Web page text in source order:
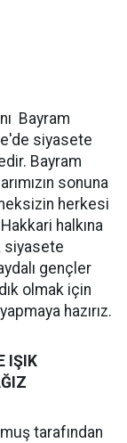
Bayram
siyasete
Bayram
sonuna
herkesi
halkına
siyasete
gençler
olmak için
hazırız.
IŞIK
tarafından